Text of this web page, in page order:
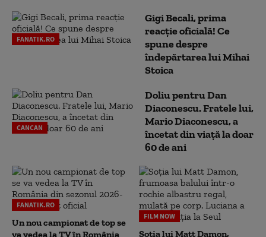
FANATIK.RO
Gigi Becali, prima
reacție oficială! Ce
spune despre
îndepărtarea lui Mihai
Stoica
CANCAN
Doliu pentru Dan
Diaconescu. Fratele lui,
Mario Diaconescu, a
încetat din viață la doar
60 de ani
FANATIK.RO
Un nou campionat de top se
va vedea la TV în România
FILM NOW
Soția lui Matt Damon,